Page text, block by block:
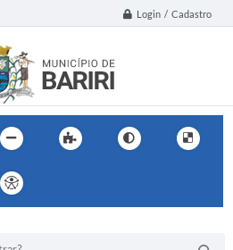
Login / Cadastro